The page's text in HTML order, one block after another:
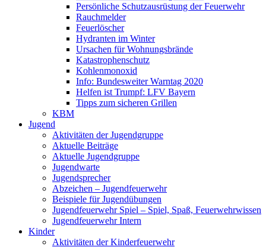
Persönliche Schutzausrüstung der Feuerwehr
Rauchmelder
Feuerlöscher
Hydranten im Winter
Ursachen für Wohnungsbrände
Katastrophenschutz
Kohlenmonoxid
Info: Bundesweiter Warntag 2020
Helfen ist Trumpf: LFV Bayern
Tipps zum sicheren Grillen
KBM
Jugend
Aktivitäten der Jugendgruppe
Aktuelle Beiträge
Aktuelle Jugendgruppe
Jugendwarte
Jugendsprecher
Abzeichen – Jugendfeuerwehr
Beispiele für Jugendübungen
Jugendfeuerwehr Spiel – Spiel, Spaß, Feuerwehrwissen
Jugendfeuerwehr Intern
Kinder
Aktivitäten der Kinderfeuerwehr